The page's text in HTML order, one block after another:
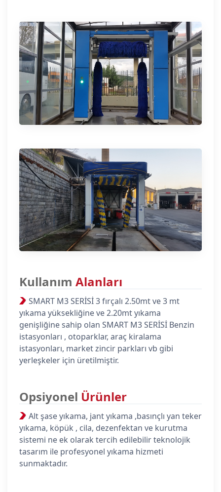
Kullanım Alanları
SMART M3 SERİSİ 3 fırçalı 2.50mt ve 3 mt
yıkama yüksekliğine ve 2.20mt yıkama
genişliğine sahip olan SMART M3 SERİSİ Benzin
istasyonları , otoparklar, araç kiralama
istasyonları, market zincir parkları vb gibi
yerleşkeler için üretilmiştir.
Opsiyonel Ürünler
Alt şase yıkama, jant yıkama ,basınçlı yan teker
yıkama, köpük , cila, dezenfektan ve kurutma
sistemi ne ek olarak tercih edilebilir teknolojik
tasarım ile profesyonel yıkama hizmeti
sunmaktadır.